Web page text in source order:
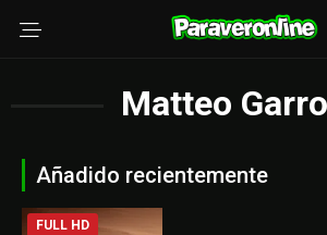
Matteo
Añadido recientemente
FULL HD